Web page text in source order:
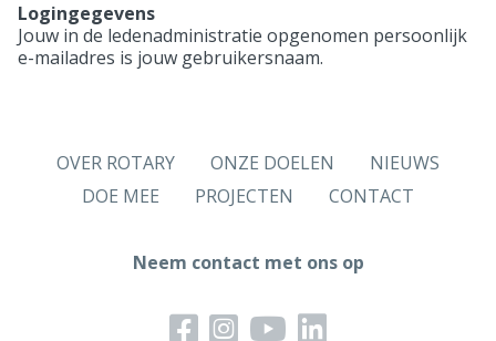
Logingegevens
Jouw in de ledenadministratie opgenomen persoonlijk
e-mailadres is jouw gebruikersnaam.
OVER ROTARY ONZE DOELEN
NIEUWS
DOE MEE
PROJECTEN CONTACT
Neem contact met ons op